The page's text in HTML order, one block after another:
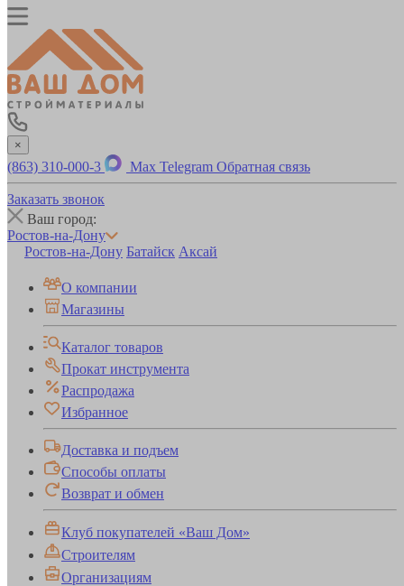
×
(863) 310-000-3 Max Telegram Обратная связь
Заказать звонок
Ваш город:
Ростов-на-Дону
Ростов-на-Дону Батайск Аксай
О компании
Магазины
Каталог товаров
Прокат инструмента
Распродажа
Избранное
Доставка и подъем
Способы оплаты
Возврат и обмен
Клуб покупателей «Ваш Дом»
Строителям
Организациям